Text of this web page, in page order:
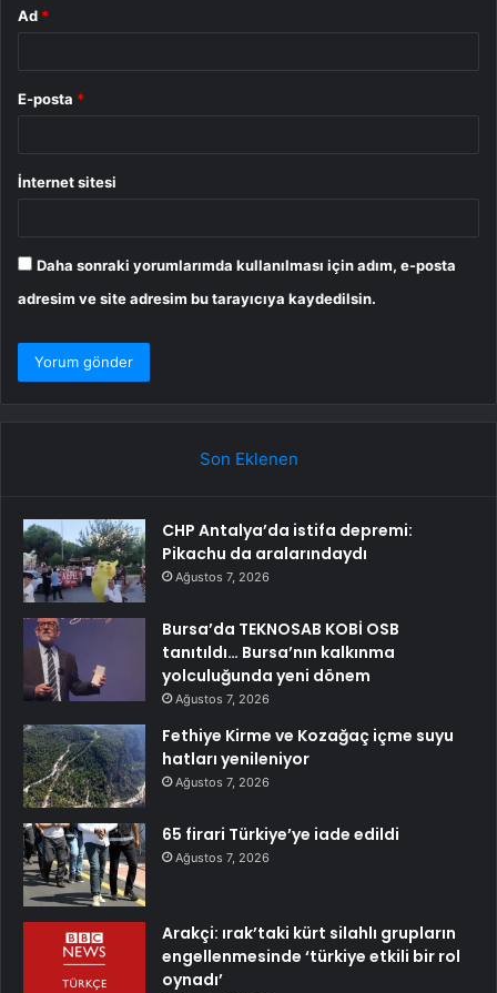
Ad *
E-posta *
İnternet sitesi
Daha sonraki yorumlarımda kullanılması için adım, e-posta
adresim ve site adresim bu tarayıcıya kaydedilsin.
Son Eklenen
CHP Antalya’da istifa depremi:
Pikachu da aralarındaydı
Ağustos 7, 2026
Bursa’da TEKNOSAB KOBİ OSB
tanıtıldı… Bursa’nın kalkınma
yolculuğunda yeni dönem
Ağustos 7, 2026
Fethiye Kirme ve Kozağaç içme suyu
hatları yenileniyor
Ağustos 7, 2026
65 firari Türkiye’ye iade edildi
Ağustos 7, 2026
Arakçi: ırak’taki kürt silahlı grupların
engellenmesinde ‘türkiye etkili bir rol
oynadı’